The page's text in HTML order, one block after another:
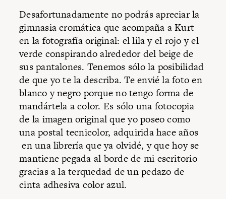
Desafortunadamente no podrás apreciar la
gimnasia cromática que acompaña a Kurt
en la fotografía original: el lila y el rojo y el
verde conspirando alrededor del beige de
sus pantalones. Tenemos sólo la posibilidad
de que yo te la describa. Te envié la foto en
blanco y negro porque no tengo forma de
mandártela a color. Es sólo una fotocopia
de la imagen original que yo poseo como
una postal tecnicolor, adquirida hace años
en una librería que ya olvidé, y que hoy se
mantiene pegada al borde de mi escritorio
gracias a la terquedad de un pedazo de
cinta adhesiva color azul.